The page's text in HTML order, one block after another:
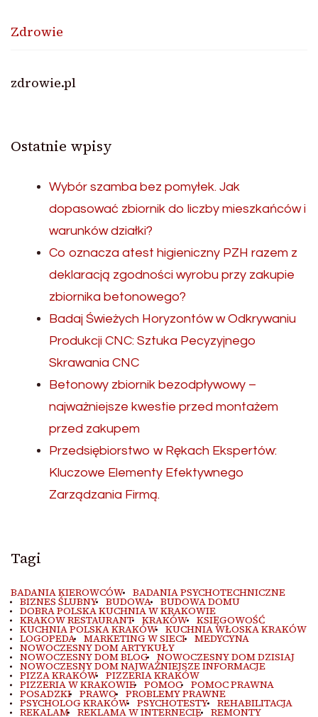
Zdrowie
zdrowie.pl
Ostatnie wpisy
Wybór szamba bez pomyłek. Jak
dopasować zbiornik do liczby mieszkańców i
warunków działki?
Co oznacza atest higieniczny PZH razem z
deklaracją zgodności wyrobu przy zakupie
zbiornika betonowego?
Badaj Świeżych Horyzontów w Odkrywaniu
Produkcji CNC: Sztuka Pecyzyjnego
Skrawania CNC
Betonowy zbiornik bezodpływowy –
najważniejsze kwestie przed montażem
przed zakupem
Przedsiębiorstwo w Rękach Ekspertów:
Kluczowe Elementy Efektywnego
Zarządzania Firmą.
Tagi
BADANIA KIEROWCÓW BADANIA PSYCHOTECHNICZNE
BIZNES ŚLUBNY BUDOWA BUDOWA DOMU
DOBRA POLSKA KUCHNIA W KRAKOWIE
KRAKOW RESTAURANT KRAKÓW KSIĘGOWOŚĆ
KUCHNIA POLSKA KRAKÓW KUCHNIA WŁOSKA KRAKÓW
LOGOPEDA MARKETING W SIECI MEDYCYNA
NOWOCZESNY DOM ARTYKUŁY
NOWOCZESNY DOM BLOG NOWOCZESNY DOM DZISIAJ
NOWOCZESNY DOM NAJWAŻNIEJSZE INFORMACJE
PIZZA KRAKÓW PIZZERIA KRAKÓW
PIZZERIA W KRAKOWIE POMOC POMOC PRAWNA
POSADZKI PRAWO PROBLEMY PRAWNE
PSYCHOLOG KRAKÓW PSYCHOTESTY REHABILITACJA
REKALAM REKLAMA W INTERNECIE REMONTY